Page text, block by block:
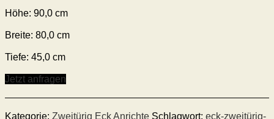
Höhe: 90,0 cm
Breite: 80,0 cm
Tiefe: 45,0 cm
Jetzt anfragen
Kategorie: Zweitürig Eck Anrichte Schlagwort: eck-zweitürig-